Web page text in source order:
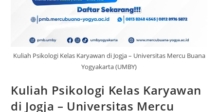
Kuliah Psikologi Kelas Karyawan di Jogja – Universitas Mercu Buana
Yogyakarta (UMBY)
Kuliah Psikologi Kelas Karyawan
di Jogja – Universitas Mercu